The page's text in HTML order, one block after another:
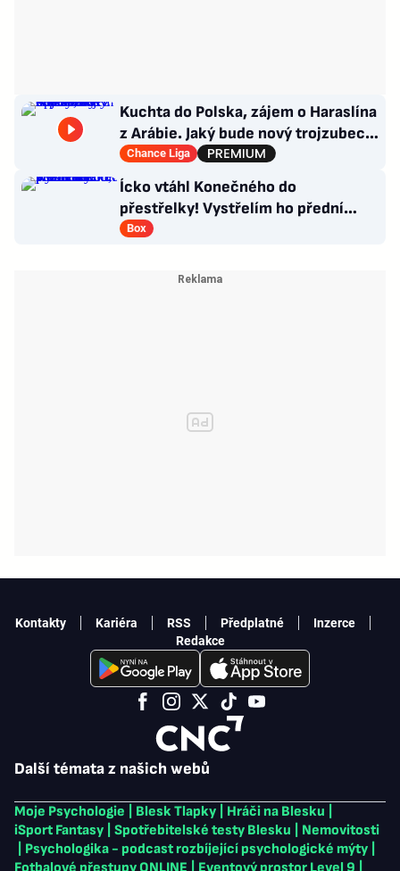
Kuchta do Polska, zájem o Haraslína
z Arábie. Jaký bude nový trojzubec
Sparty a co kapitánství?
Chance Liga
Ícko vtáhl Konečného do
přestřelky! Vystřelím ho přední
rukou, věří influencer v senzaci
Box
Další témata z našich webů
Moje Psychologie Blesk Tlapky Hráči na Blesku
iSport Fantasy
Spotřebitelské testy Blesku
Nemovitosti
Psychologika - podcast rozbíjející psychologické mýty
Kontakty Kariéra RSS Předplatné
Inzerce
Redakce